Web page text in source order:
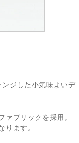
ジした小気味よいデ
ブリックを採用。
ます。